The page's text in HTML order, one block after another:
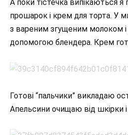
А поки тістечка випікаються
прошарок і крем для торта. У
з вареним згущеним молоком
допомогою блендера. Крем
Готові “пальчики” викладаю
Апельсини очищаю від шкірки